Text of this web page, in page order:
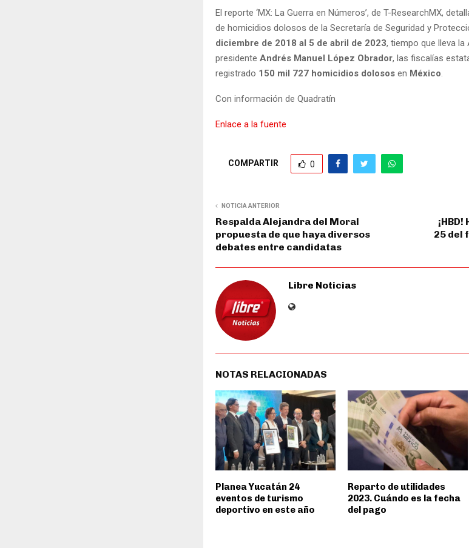
El reporte ‘MX: La Guerra en Números’, de T-ResearchMX,
de homicidios dolosos de la Secretaría de Seguridad y
diciembre de 2018 al 5 de abril de 2023, tiempo que lleva la
presidente Andrés Manuel López Obrador, las fiscalías
registrado 150 mil 727 homicidios dolosos en México.
Con información de Quadratín
Enlace a la fuente
COMPARTIR 0
NOTICIA ANTERIOR
Respalda Alejandra del Moral
propuesta de que haya diversos
debates entre candidatas
25 del
Libre Noticias
NOTAS RELACIONADAS
Planea Yucatán 24
eventos de turismo
deportivo en este año
Reparto de utilidades
2023. Cuándo es la fecha
del pago